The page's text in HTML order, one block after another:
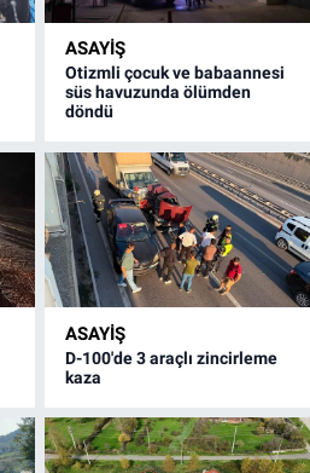
ASAYİŞ
Otizmli çocuk ve babaannesi
süs havuzunda ölümden
döndü
ASAYİŞ
D-100'de 3 araçlı zincirleme
kaza